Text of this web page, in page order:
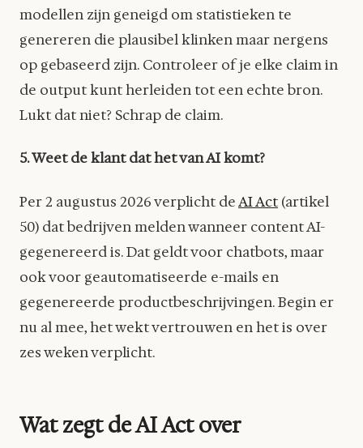
modellen zijn geneigd om statistieken te
genereren die plausibel klinken maar nergens
op gebaseerd zijn. Controleer of je elke claim in
de output kunt herleiden tot een echte bron.
Lukt dat niet? Schrap de claim.
5. Weet de klant dat het van AI komt?
Per 2 augustus 2026 verplicht deAI Act (artikel
50) dat bedrijven melden wanneer content AI-
gegenereerd is. Dat geldt voor chatbots, maar
ook voor geautomatiseerde e-mails en
gegenereerde productbeschrijvingen. Begin er
nu al mee, het wekt vertrouwen en het is over
zes weken verplicht.
Wat zegt de AI Act over